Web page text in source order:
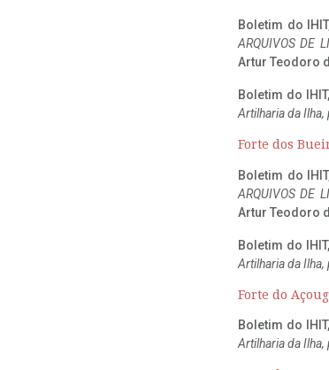
Boletim do
ARQUIVOS DE
Artur Teodoro
Boletim do
Artilharia da
Forte dos
Boletim do
ARQUIVOS DE
Artur Teodoro
Boletim do
Artilharia da
Forte do
Boletim do
Artilharia da